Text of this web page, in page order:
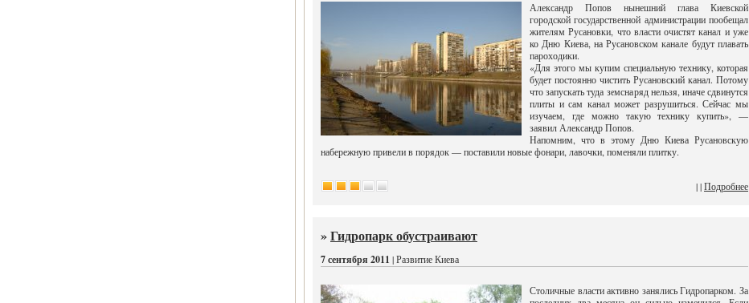
Александр Попов нынешний глава Киевской
городской государственной администрации пообещал
жителям Русановки, что власти очистят канал и уже
ко Дню Киева, на Русановском канале будут плавать
пароходики.
«Для этого мы купим специальную технику, которая
будет постоянно чистить Русановский канал. Потому
что запускать туда земснаряд нельзя, иначе сдвинутся
плиты и сам канал может разрушиться. Сейчас мы
изучаем, где можно такую технику купить», —
заявил Александр Попов.
Напомним, что в этому Дню Киева Русановскую
набережную привели в порядок — поставили новые фонари, лавочки, поменяли плитку.
| |Подробнее
»Гидропарк обустраивают
7 сентября 2011 | Развитие Киева
Столичные власти активно занялись Гидропарком. За